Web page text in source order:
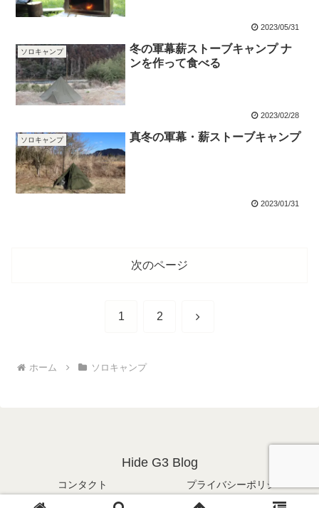
2023/05/31
ソロキャンプ
冬の軍幕薪ストーブキャンプ ナ
ンを作って食べる
2023/02/28
ソロキャンプ 真冬の軍幕・薪ストーブキャンプ
2023/01/31
次のページ
1 2 次
ホーム ソロキャンプ
Hide G3 Blog
コンタクト プライバシーポリシー